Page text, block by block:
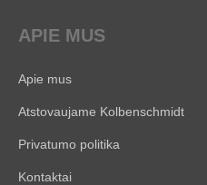
APIE MUS
Apie mus
Atstovaujame Kolbenschmidt
Privatumo politika
Kontaktai